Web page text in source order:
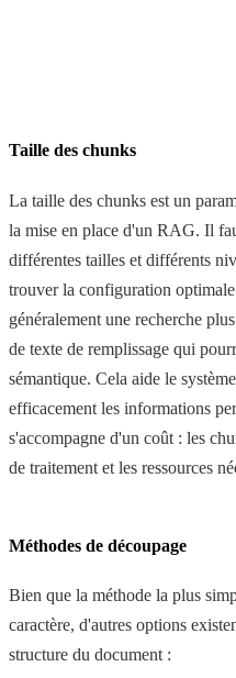
Taille des chunks
La taille des chunks est un
la mise en place d'un RAG. Il
différentes tailles et différents
trouver la configuration
généralement une recherche
de texte de remplissage qui
sémantique. Cela aide le
efficacement les informations
s'accompagne d'un coût : les
de traitement et les ressources
Méthodes de découpage
Bien que la méthode la plus
caractère, d'autres options
structure du document :